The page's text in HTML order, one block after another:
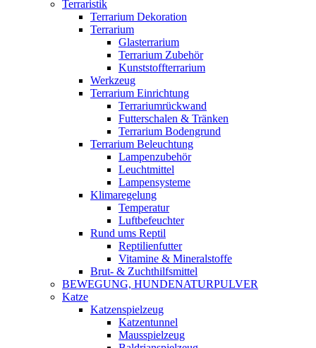
Terraristik
Terrarium Dekoration
Terrarium
Glasterrarium
Terrarium Zubehör
Kunststoffterrarium
Werkzeug
Terrarium Einrichtung
Terrariumrückwand
Futterschalen & Tränken
Terrarium Bodengrund
Terrarium Beleuchtung
Lampenzubehör
Leuchtmittel
Lampensysteme
Klimaregelung
Temperatur
Luftbefeuchter
Rund ums Reptil
Reptilienfutter
Vitamine & Mineralstoffe
Brut- & Zuchthilfsmittel
BEWEGUNG, HUNDENATURPULVER
Katze
Katzenspielzeug
Katzentunnel
Mausspielzeug